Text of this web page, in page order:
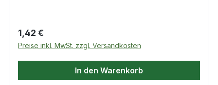
Regulärer Preis:
1,42 €
Preise inkl. MwSt. zzgl. Versandkosten
In den Warenkorb